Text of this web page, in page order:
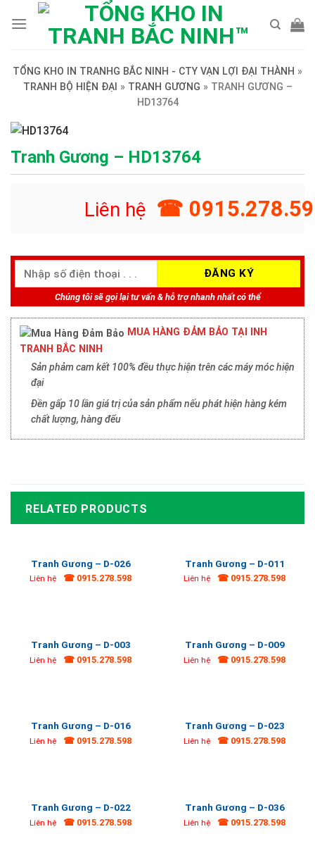
TỔNG KHO IN TRANHG BẮC NINH - CTY VẠN LỢI ĐẠI THÀNH »
TRANH BỘ HIỆN ĐẠI » TRANH GƯƠNG » TRANH GƯƠNG –
HD13764
Tranh Gương – HD13764
Liên hệ ☎
Chúng tôi sẽ gọi lại tư vấn & hỗ trợ nhanh nhất có thể
MUA HÀNG ĐẢM BẢO TẠI INH
TRANH BẮC NINH
Sản phảm cam kết 100% đều thực hiện trên các máy móc hiện
đại
Đền gấp 10 lần giá trị của sản phẩm nếu phát hiện hàng kém
chất lượng, hàng đểu
RELATED PRODUCTS
Tranh Gương – D-026
Liên hệ ☎ 0915.278.598
Tranh Gương – D-011
Liên hệ ☎ 0915.278.598
Tranh Gương – D-003
Liên hệ ☎ 0915.278.598
Tranh Gương – D-009
Liên hệ ☎ 0915.278.598
Tranh Gương – D-016
Liên hệ ☎ 0915.278.598
Tranh Gương – D-023
Liên hệ ☎ 0915.278.598
Tranh Gương – D-022
Liên hệ ☎ 0915.278.598
Tranh Gương – D-036
Liên hệ ☎ 0915.278.598